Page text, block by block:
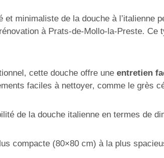
et minimaliste de la douche à l’italienne
à Prats-de-Mollo-la-Preste. Ce
cette douche offre une entretien
faciles à nettoyer, comme le grès
de la douche italienne en termes de
compacte (80×80 cm) à la plus